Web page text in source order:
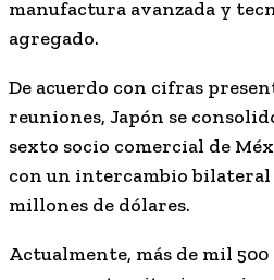
manufactura avanzada y
agregado.
De acuerdo con cifras
reuniones, Japón se
sexto socio comercial de
con un intercambio bilateral
millones de dólares.
Actualmente, más de mil 500